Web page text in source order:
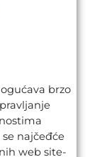
brzo
najčeđće
web site-